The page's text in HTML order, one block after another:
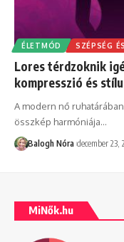
ÉLETMÓD SZÉPSÉG
Lores térdzoknik
kompresszió és
A modern nő
összkép harmóniája…
Balogh Nóra december 23,
MiNők.hu